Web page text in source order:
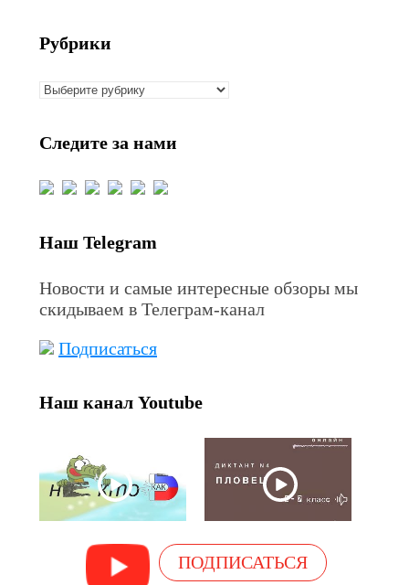
Рубрики
Рубрики
Следите за нами
Наш Telegram
Новости и самые интересные обзоры мы
скидываем в Телеграм-канал
Подписаться
Наш канал Youtube
ПОДПИСАТЬСЯ